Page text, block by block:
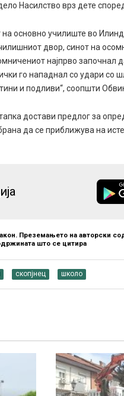
Насилство врз дете
основно училиште во
двор, синот на
најпрво
го нападнал со удари со
и подливи“, соопшти
достави предлог за
да се приближува на
Преземањето на авторски
што се цитира
скопјнец школо